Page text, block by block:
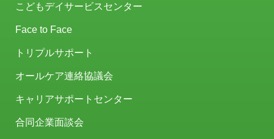
こどもデイサービスセンター
Face to Face
トリプルサポート
オールケア連絡協議会
キャリアサポートセンター
合同企業面談会